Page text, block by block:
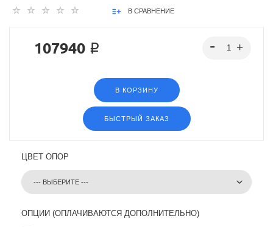
В СРАВНЕНИЕ
107940 ₽
В КОРЗИНУ
БЫСТРЫЙ ЗАКАЗ
ЦВЕТ ОПОР
ОПЦИИ (ОПЛАЧИВАЮТСЯ ДОПОЛНИТЕЛЬНО)